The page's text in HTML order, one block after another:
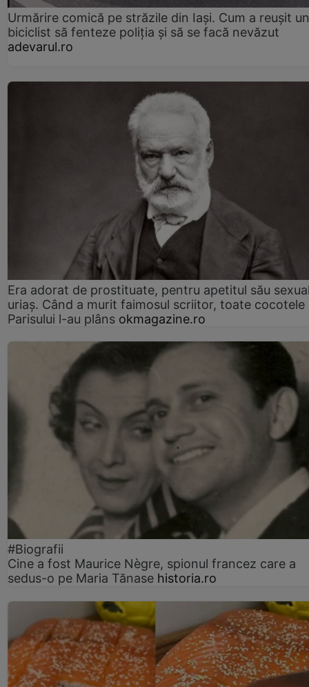
Urmărire comică pe străzile din Iași. Cum a reușit un
biciclist să fenteze poliția și să se facă nevăzut
adevarul.ro
Era adorat de prostituate, pentru apetitul său
uriaș. Când a murit faimosul scriitor, toate cocotele
Parisului l-au plâns okmagazine.ro
#Biografii
Cine a fost Maurice Nègre, spionul francez care a
sedus-o pe Maria Tănase historia.ro